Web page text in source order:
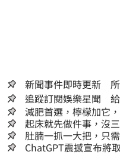
新聞事件即時更新 所
追蹤訂閱娛樂星聞
減肥首選，檸檬加它
人生
起床就先做件事，沒
小！
肚腩一抓一大把，只
ChatGPT震撼宣布將